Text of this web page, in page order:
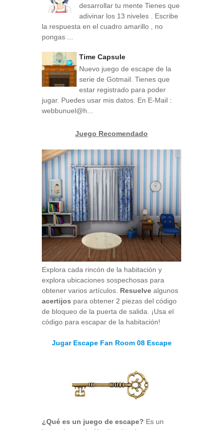
desarrollar tu mente Tienes que
adivinar los 13 niveles . Escribe
la respuesta en el cuadro amarillo , no
pongas ...
Time Capsule
Nuevo juego de escape de la
serie de Gotmail. Tienes que
estar registrado para poder
jugar. Puedes usar mis datos. En E-Mail :
webbunuel@h...
Juego Recomendado
Explora cada rincón de la habitación y
explora ubicaciones sospechosas para
obtener varios artículos. Resuelve algunos
acertijos para obtener 2 piezas del código
de bloqueo de la puerta de salida. ¡Usa el
código para escapar de la habitación!
Jugar Escape Fan Room 08 Escape
¿Qué es un juego de escape? Es un